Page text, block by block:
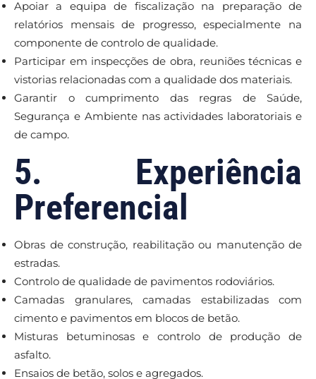
Apoiar a equipa de fiscalização na preparação de
relatórios mensais de progresso, especialmente na
componente de controlo de qualidade.
Participar em inspecções de obra, reuniões técnicas e
vistorias relacionadas com a qualidade dos materiais.
Garantir o cumprimento das regras de Saúde,
Segurança e Ambiente nas actividades laboratoriais e
de campo.
5. Experiência
Preferencial
Obras de construção, reabilitação ou manutenção de
estradas.
Controlo de qualidade de pavimentos rodoviários.
Camadas granulares, camadas estabilizadas com
cimento e pavimentos em blocos de betão.
Misturas betuminosas e controlo de produção de
asfalto.
Ensaios de betão, solos e agregados.